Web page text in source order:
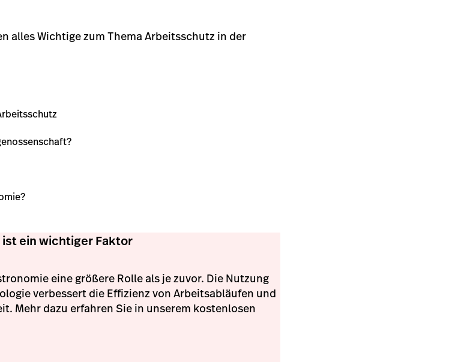
alles Wichtige zum Thema Arbeitsschutz in der
ein wichtiger Faktor
eine größere Rolle als je zuvor. Die Nutzung
verbessert die Effizienz von Arbeitsabläufen und
Mehr dazu erfahren Sie in unserem kostenlosen